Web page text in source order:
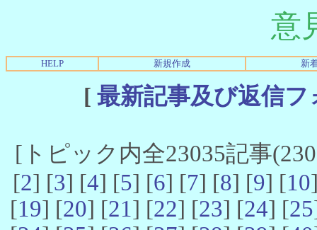
意
HELP 新規作成 新
[ 最新記事及び返信
[トピック内全23035記事
[2] [3] [4] [5] [6] [7] [8] [9] [10
[19] [20] [21] [22] [23] [24] [25